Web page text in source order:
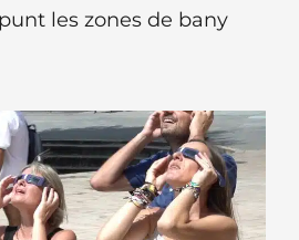
les zones de bany